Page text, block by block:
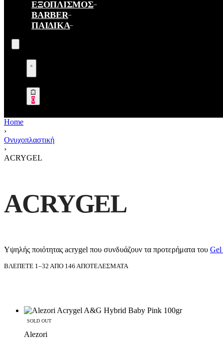
ΕΞΟΠΛΙΣΜΟΣ
BARBER
ΠΑΙΔΙΚΑ
Search
open
Open
details
0Open
cart
Home
›
Ονυχοπλαστική
›
ACRYGEL
ACRYGEL
Υψηλής ποιότητας acrygel που συνδυάζουν τα προτερήματα του Gel
ΒΛΈΠΕΤΕ 1–32 ΑΠΌ 146 ΑΠΟΤΕΛΈΣΜΑΤΑ
SOLD OUT
Alezori